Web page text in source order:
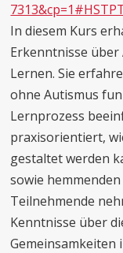
In diesem Kurs
Erkenntnisse über
Lernen. Sie
ohne Autismus
Lernprozess
praxisorientiert,
gestaltet werden
sowie
Teilnehmende
Kenntnisse über
Gemeinsamkeiten